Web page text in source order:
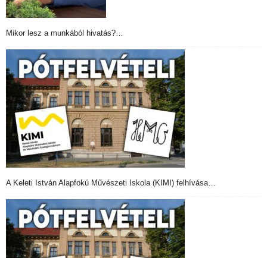
Mikor lesz a munkából hivatás?…
A Keleti István Alapfokú Művészeti Iskola (KIMI) felhívása…